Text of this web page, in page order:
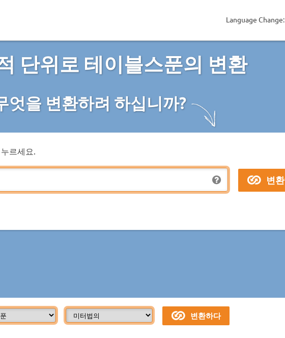
Language Change:
단위로 테이블스푼의 변환
엇을 변환하려 하십니까?
르세요.